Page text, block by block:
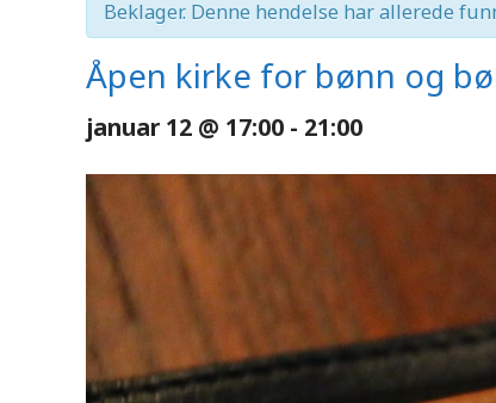
Beklager. Denne hendelse har allerede
Åpen kirke for bønn og
januar 12 @ 17:00 - 21:00